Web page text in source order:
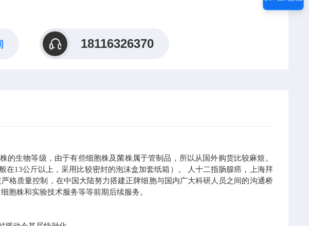
18116326370
生物等级，由于有些细胞株及菌株属于管制品，所以从国外购货比较麻烦。
13公斤以上，采用比较密封的泡沫盒加套纸箱）。
人十二指肠腺癌，上海拜
格质量控制，在中国大陆努力搭建正牌细胞与国内广大科研人员之间的沟通桥
胞株和实验技术服务等等前期后续服务。